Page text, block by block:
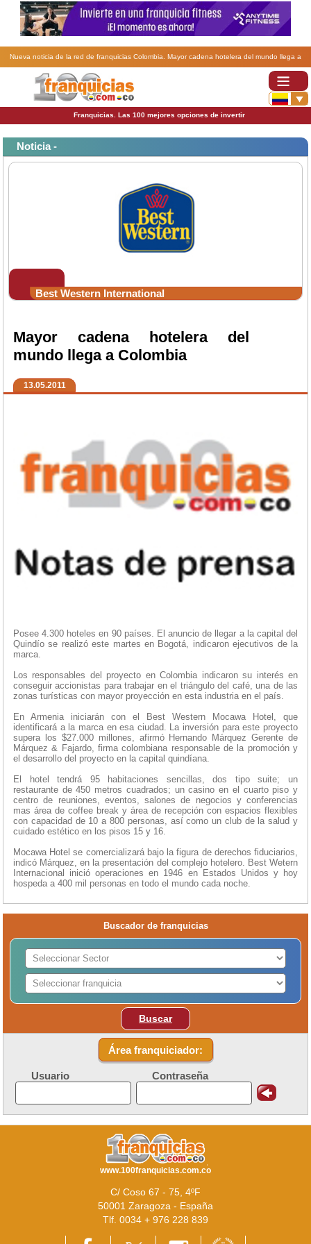
Nueva noticia de la red de franquicias Colombia. Mayor cadena hotelera del mundo llega a
Franquicias. Las 100 mejores opciones de invertir
Noticia -
Best Western International
Mayor cadena hotelera del
mundo llega a Colombia
13.05.2011
Posee 4.300 hoteles en 90 países. El anuncio de llegar a la capital del
Quindío se realizó este martes en Bogotá, indicaron ejecutivos de la
marca.
Los responsables del proyecto en Colombia indicaron su interés en
conseguir accionistas para trabajar en el triángulo del café, una de las
zonas turísticas con mayor proyección en esta industria en el país.
En Armenia iniciarán con el Best Western Mocawa Hotel, que
identificará a la marca en esa ciudad. La inversión para este proyecto
supera los $27.000 millones, afirmó Hernando Márquez Gerente de
Márquez & Fajardo, firma colombiana responsable de la promoción y
el desarrollo del proyecto en la capital quindíana.
El hotel tendrá 95 habitaciones sencillas, dos tipo suite; un
restaurante de 450 metros cuadrados; un casino en el cuarto piso y
centro de reuniones, eventos, salones de negocios y conferencias
mas área de coffee break y área de recepción con espacios flexibles
con capacidad de 10 a 800 personas, así como un club de la salud y
cuidado estético en los pisos 15 y 16.
Mocawa Hotel se comercializará bajo la figura de derechos fiduciarios,
indicó Márquez, en la presentación del complejo hotelero. Best Wetern
Internacional inició operaciones en 1946 en Estados Unidos y hoy
hospeda a 400 mil personas en todo el mundo cada noche.
Buscador de franquicias
Buscar
Área franquiciador:
Usuario Contraseña
www.100franquicias.com.co
C/ Coso 67 - 75, 4ºF
50001 Zaragoza - España
Tlf. 0034 + 976 228 839